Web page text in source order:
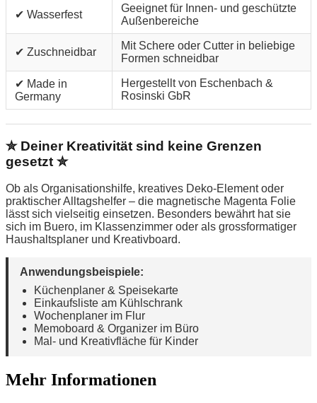
✔ Wasserfest
Geeignet für Innen- und geschützte
Außenbereiche
✔ Zuschneidbar
Mit Schere oder Cutter in beliebige
Formen schneidbar
✔ Made in
Germany
Hergestellt von Eschenbach &
Rosinski GbR
✮ Deiner Kreativität sind keine Grenzen
gesetzt ✮
Ob als Organisationshilfe, kreatives Deko-Element oder
praktischer Alltagshelfer – die magnetische Magenta Folie
lässt sich vielseitig einsetzen. Besonders bewährt hat sie
sich im Buero, im Klassenzimmer oder als grossformatiger
Haushaltsplaner und Kreativboard.
Anwendungsbeispiele:
Küchenplaner & Speisekarte
Einkaufsliste am Kühlschrank
Wochenplaner im Flur
Memoboard & Organizer im Büro
Mal- und Kreativfläche für Kinder
Mehr Informationen